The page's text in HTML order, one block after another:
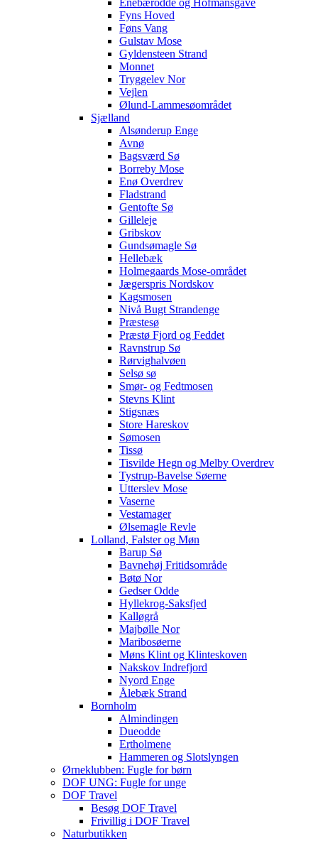
Enebærodde og Hofmansgave
Fyns Hoved
Føns Vang
Gulstav Mose
Gyldensteen Strand
Monnet
Tryggelev Nor
Vejlen
Ølund-Lammesøområdet
Sjælland
Alsønderup Enge
Avnø
Bagsværd Sø
Borreby Mose
Enø Overdrev
Fladstrand
Gentofte Sø
Gilleleje
Gribskov
Gundsømagle Sø
Hellebæk
Holmegaards Mose-området
Jægerspris Nordskov
Kagsmosen
Nivå Bugt Strandenge
Præstesø
Præstø Fjord og Feddet
Ravnstrup Sø
Rørvighalvøen
Selsø sø
Smør- og Fedtmosen
Stevns Klint
Stigsnæs
Store Hareskov
Sømosen
Tissø
Tisvilde Hegn og Melby Overdrev
Tystrup-Bavelse Søerne
Utterslev Mose
Vaserne
Vestamager
Ølsemagle Revle
Lolland, Falster og Møn
Barup Sø
Bavnehøj Fritidsområde
Bøtø Nor
Gedser Odde
Hyllekrog-Saksfjed
Kalløgrå
Majbølle Nor
Maribosøerne
Møns Klint og Klinteskoven
Nakskov Indrefjord
Nyord Enge
Ålebæk Strand
Bornholm
Almindingen
Dueodde
Ertholmene
Hammeren og Slotslyngen
Ørneklubben: Fugle for børn
DOF UNG: Fugle for unge
DOF Travel
Besøg DOF Travel
Frivillig i DOF Travel
Naturbutikken